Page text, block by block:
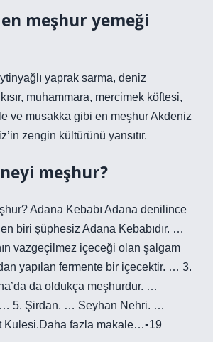
meşhur yemeği
yaprak sarma, deniz
muhammara, mercimek köftesi,
ve musakka gibi en meşhur Akdeniz
zengin kültürünü yansıtır.
neyi meşhur?
Adana Kebabı Adana denilince
biri şüphesiz Adana Kebabıdır. …
vazgeçilmez içeceği olan şalgam
yapılan fermente bir içecektir. … 3.
da oldukça meşhurdur. …
5. Şirdan. … Seyhan Nehri. …
fazla makale…•19